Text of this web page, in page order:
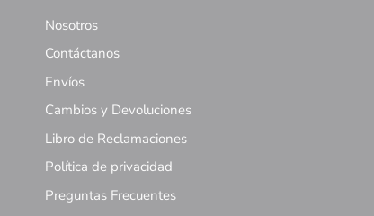
Nosotros
Contáctanos
Envíos
Cambios y Devoluciones
Libro de Reclamaciones
Política de privacidad
Preguntas Frecuentes